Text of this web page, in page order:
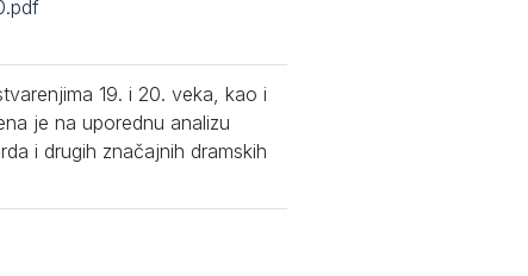
19. i 20. veka, kao i
je na uporednu analizu
i drugih značajnih dramskih